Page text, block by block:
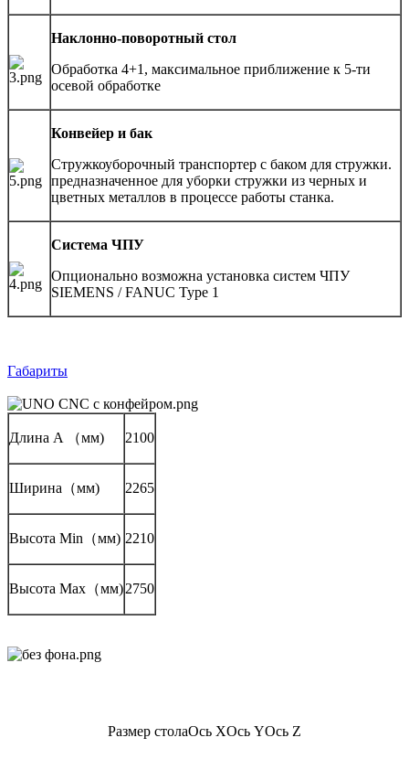
Наклонно-поворотный стол
Обработка 4+1, максимальное приближение к 5-ти
осевой обработке
Конвейер и бак
Стружкоуборочный транспортер с баком для стружки.
предназначенное для уборки стружки из черных и
цветных металлов в процессе работы станка.
Система ЧПУ
Опционально возможна установка систем ЧПУ
SIEMENS / FANUC Type 1
Габариты
Длина A （мм) 2100
Ширина（мм) 2265
Высота Min（мм) 2210
Высота Max（мм)2750
Размер столаОсь XОсь YОсь Z